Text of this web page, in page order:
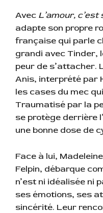
Avec L’amour,
adapte son propre
française qui parle
grandi avec Tinder,
peur de s’attacher.
Anis, interprété par
les cases du mec
Traumatisé par la
se protège derrière
une bonne dose de
Face à lui,
Felpin, débarque
n’est ni idéalisée ni
ses émotions, ses
sincérité. Leur